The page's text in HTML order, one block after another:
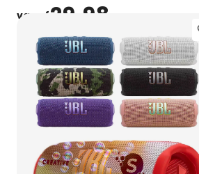
vanaf29,98